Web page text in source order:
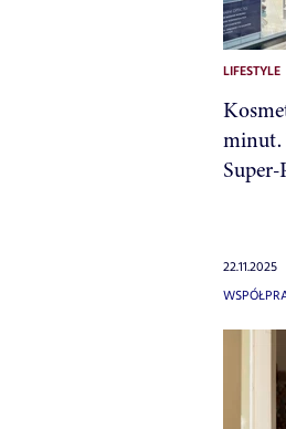
LIFESTYLE
minut.
22.11.2025